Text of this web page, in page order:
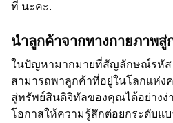
ที่ นะคะ.
นำลูกค้าจากทางกายภาพสู่
ในปัญหามากมายที่สัญลักษณ์รหัส
สามารถพาลูกค้าที่อยู่ในโลกแห่
สู่ทรัพย์สินดิจิทัลของคุณได้อย่างง่
โอกาสให้ความรู้สึกต่อยกระดับแ